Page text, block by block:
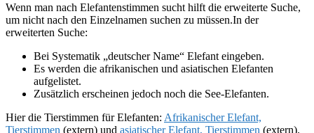
Wenn man nach Elefantenstimmen sucht hilft die erweiterte Suche,
um nicht nach den Einzelnamen suchen zu müssen.In der
erweiterten Suche:
Bei Systematik „deutscher Name“ Elefant eingeben.
Es werden die afrikanischen und asiatischen Elefanten
aufgelistet.
Zusätzlich erscheinen jedoch noch die See-Elefanten.
Hier die Tierstimmen für Elefanten: Afrikanischer Elefant,
Tierstimmen (extern) und asiatischer Elefant, Tierstimmen (extern).